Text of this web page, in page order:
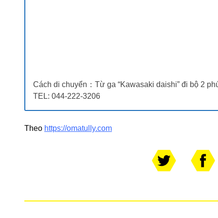
Cách di chuyển：Từ ga “Kawasaki daishi” đi bộ 2
TEL: 044-222-3206
Theo https://omatully.com